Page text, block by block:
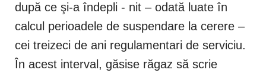
după ce şi-a îndepli - nit – odată luate în
calcul perioadele de suspendare la cerere –
cei treizeci de ani regulamentari de serviciu.
În acest interval, găsise răgaz să scrie